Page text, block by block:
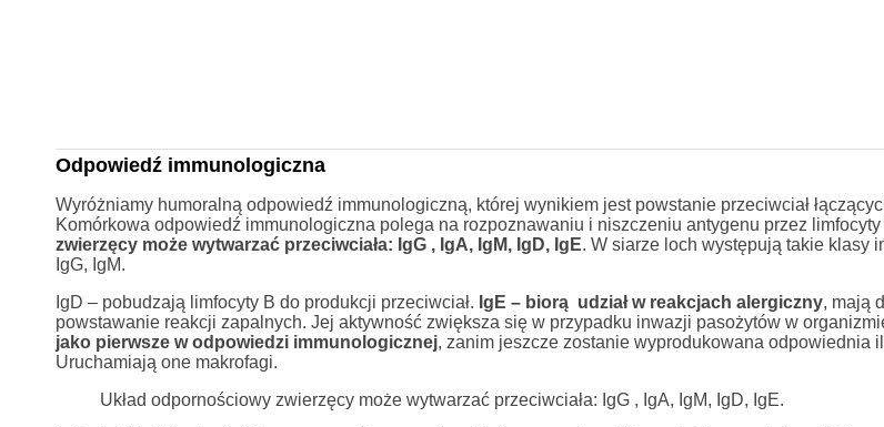
Odpowiedź immunologiczna
Wyróżniamy humoralną odpowiedź immunologiczną, której wynikiem jest powstanie przeciwciał
Komórkowa odpowiedź immunologiczna polega na rozpoznawaniu i niszczeniu antygenu przez limfocyty
zwierzęcy może wytwarzać przeciwciała: IgG , IgA, IgM, IgD, IgE. W siarze loch występują takie klasy
IgG, IgM.
IgD – pobudzają limfocyty B do produkcji przeciwciał. IgE – biorą udział w reakcjach alergiczny, mają
powstawanie reakcji zapalnych. Jej aktywność zwiększa się w przypadku inwazji pasożytów w
jako pierwsze w odpowiedzi immunologicznej, zanim jeszcze zostanie wyprodukowana odpowiednia
Uruchamiają one makrofagi.
Układ odpornościowy zwierzęcy może wytwarzać przeciwciała: IgG , IgA, IgM, IgD, IgE.